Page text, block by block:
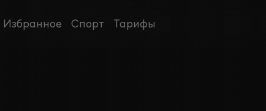
Избранное Спорт Тарифы